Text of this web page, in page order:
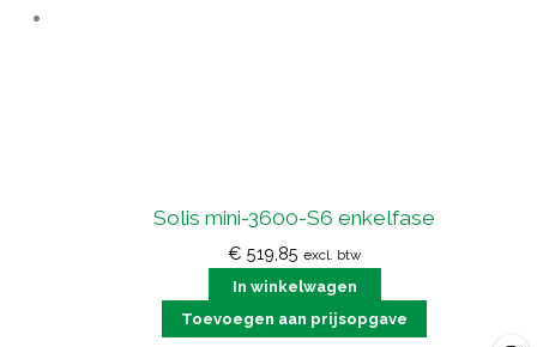
Solis mini-3600-S6 enkelfase
€ 519,85 excl. btw
In winkelwagen
Toevoegen aan prijsopgave